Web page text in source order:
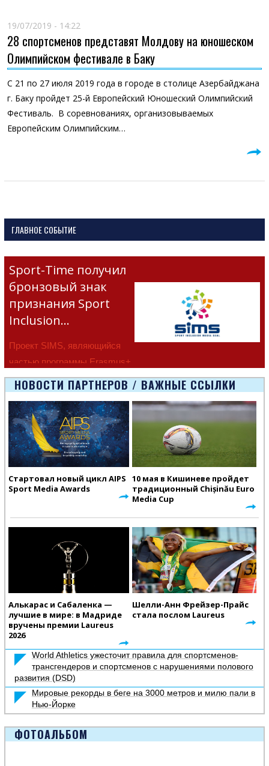
19/07/2019 - 14:22
28 спортсменов представят Молдову на юношеском
Олимпийском фестивале в Баку
С 21 по 27 июля 2019 года в городе в столице Азербайджана
г. Баку пройдет 25-й Европейский Юношеский Олимпийский
Фестиваль. В соревнованиях, организовываемых
Европейским Олимпийским…
ГЛАВНОЕ СОБЫТИЕ
Sport-Time получил
бронзовый знак
признания Sport
Inclusion…
Проект SIMS, являющийся
частью программы Erasmus+
Европейско
НОВОСТИ ПАРТНЕРОВ / ВАЖНЫЕ ССЫЛКИ
Стартовал новый цикл AIPS
Sport Media Awards
10 мая в Кишиневе пройдет
традиционный Chișinău Euro
Media Cup
Алькарас и Сабаленка —
лучшие в мире: в Мадриде
вручены премии Laureus
2026
Шелли-Анн Фрейзер-Прайс
стала послом Laureus
World Athletics ужесточит правила для спортсменов-
трансгендеров и спортсменов с нарушениями полового
развития (DSD)
Мировые рекорды в беге на 3000 метров и милю пали в
Нью-Йорке
ФОТОАЛЬБОМ